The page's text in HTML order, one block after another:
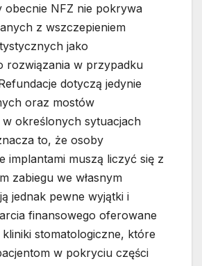
obecnie NFZ nie pokrywa
z wszczepieniem
jako
rozwiązania w przypadku
dotyczą jedynie
oraz mostów
określonych sytuacjach
to, że osoby
implantami muszą liczyć się z
zabiegu we własnym
jednak pewne wyjątki i
finansowego oferowane
stomatologiczne, które
w pokryciu części